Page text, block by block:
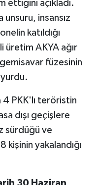
ettiğini açıkladı.
insansız
katıldığı
üretim AKYA ağır
füzesinin
PKK'lı teröristin
dışı geçişlere
sürdüğü ve
kişinin yakalandığı
30 Haziran